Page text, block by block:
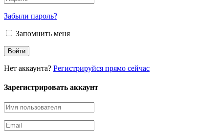
Забыли пароль?
Запомнить меня
Нет аккаунта? Регистрируйся прямо сейчас
Зарегистрировать аккаунт